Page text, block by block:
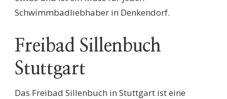
Schwimmbadliebhaber in Denkendorf.
Freibad Sillenbuch
Stuttgart
Das Freibad Sillenbuch in Stuttgart ist eine